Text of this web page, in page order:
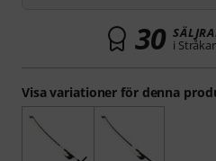
Visa variationer för denna
30 i